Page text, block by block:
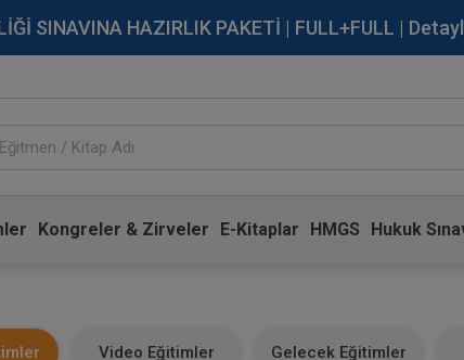
SINAVINA HAZIRLIK PAKETİ | FULL+FULL |
Kongreler & Zirveler E-Kitaplar HMGS Hukuk
Video Eğitimler Gelecek Eğitimler